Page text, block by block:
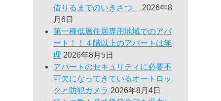
借りるまでのいきさつ
2026年8
月6日
第一種低層住居専用地域でのアパ
ート！！４階以上のアパートは無
理 2026年8月5日
アパートのセキュリティに必要不
可欠になってきているオートロッ
クと防犯カメラ 2026年8月4日